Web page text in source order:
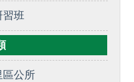
習班
區公所